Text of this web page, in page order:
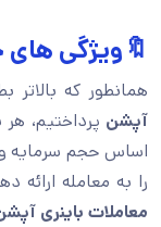
🔖ویژگی های
همانطور که
آپشن پرداختیم،
اساس حجم سرمایه
را به معامله
معاملات باینری